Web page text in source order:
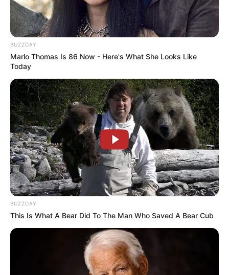
BUZZDAY
Marlo Thomas Is 86 Now - Here's What She Looks Like
Today
BUZZDAY
This Is What A Bear Did To The Man Who Saved A Bear Cub